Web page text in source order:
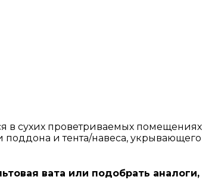
в сухих проветриваемых помещениях
поддона и тента/навеса, укрывающего
вата или подобрать аналоги,